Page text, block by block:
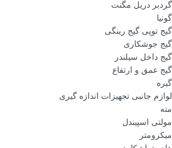
گردبر دریل مگنت
گونیا
گیج توپی گیج رینگی
گیج جوشکاری
گیج داخل سیلندر
گیج عمق و ارتفاع
گیره
لوازم جانبی تجهیزات اندازه گیری
مته
مولتی اسپیندل
میکرومتر